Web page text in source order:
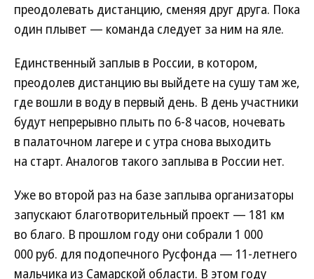
преодолевать дистанцию, сменяя друг друга. Пока
один плывет — команда следует за ним на яле.
Единственный заплыв в России, в котором,
преодолев дистанцию вы выйдете на сушу там же,
где вошли в воду в первый день. В день участники
будут непрерывно плыть по 6-8 часов, ночевать
в палаточном лагере и с утра снова выходить
на старт. Аналогов такого заплыва в России нет.
Уже во второй раз на базе заплыва организаторы
запускают благотворительный проект — 181 км
во благо. В прошлом году они собрали 1 000
000 руб. для подопечного Русфонда — 11-летнего
мальчика из Самарской области. В этом году